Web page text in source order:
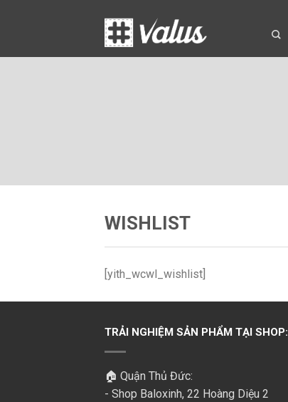
WISHLIST
[yith_wcwl_wishlist]
TRẢI NGHIỆM SẢN PHẨM TẠI SHOP:
🏠 Quận Thủ Đức:
- Shop Baloxinh, 22 Hoàng Diệu 2